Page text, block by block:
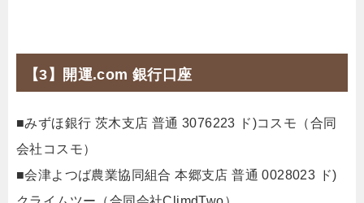
【3】開運.com 銀行口座
■みずほ銀行 茨木支店 普通 3076223 ド)コスモ（合同
会社コスモ）
■会津よつば農業協同組合 本郷支店 普通 0028023 ド)